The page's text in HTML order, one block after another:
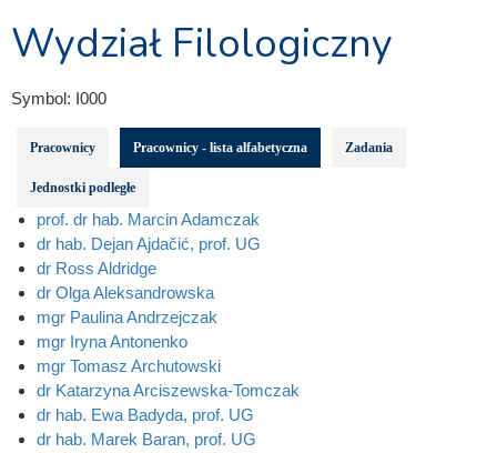
Wydział Filologiczny
Symbol: I000
Pracownicy Pracownicy - lista alfabetyczna Zadania
Jednostki podległe
prof. dr hab. Marcin Adamczak
dr hab. Dejan Ajdačić, prof. UG
dr Ross Aldridge
dr Olga Aleksandrowska
mgr Paulina Andrzejczak
mgr Iryna Antonenko
mgr Tomasz Archutowski
dr Katarzyna Arciszewska-Tomczak
dr hab. Ewa Badyda, prof. UG
dr hab. Marek Baran, prof. UG